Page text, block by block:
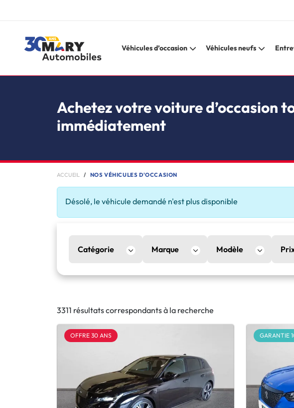
Véhicules d’occasion Véhicules neufs
Achetez votre voiture d’occasion
immédiatement
ACCUEIL NOS VÉHICULES D'OCCASION
Désolé, le véhicule demandé n'est plus disponible
Catégorie Marque Modèle
3311 résultats correspondants à la recherche
OFFRE 30 ANS GARANTIE